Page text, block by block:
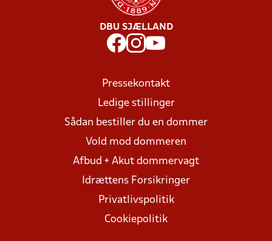
DBU SJÆLLAND
Pressekontakt
Ledige stillinger
Sådan bestiller du en dommer
Vold mod dommeren
Afbud + Akut dommervagt
Idrættens Forsikringer
Privatlivspolitik
Cookiepolitik